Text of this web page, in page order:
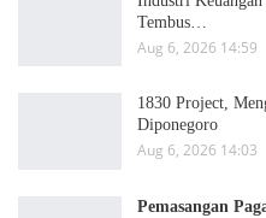
Tembus…
Aug 6, 2026 14:59
1830 Project,
Diponegoro
Aug 6, 2026 14:03
Pemasangan